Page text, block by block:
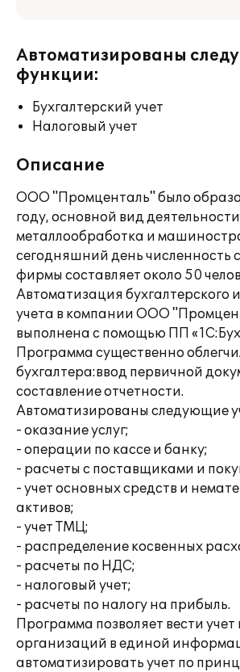
Автоматизированы
функции:
Бухгалтерский учет
Налоговый учет
Описание
ООО "Промценталь" было
году, основной вид
металлообработка и
сегодняшний день численность
фирмы составляет около 50
Автоматизация бухгалтерского
учета в компании ООО
выполнена с помощью ПП
Программа существенно
бухгалтера:ввод первичной
составление отчетности.
Автоматизированы следующие
- оказание услуг;
- операции по кассе и банку;
- расчеты с поставщиками и
- учет основных средств и
активов;
- учет ТМЦ;
- распределение косвенных
- расчеты по НДС;
- налоговый учет;
- расчеты по налогу на прибыль.
Программа позволяет вести учет
организаций в единой
автоматизировать учет по